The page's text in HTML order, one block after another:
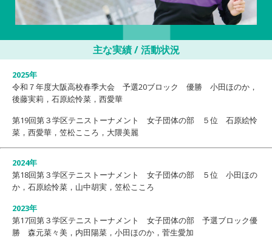
主な実績 / 活動状況
2025年
令和７年度大阪高校春季大会 予選20ブロック 優勝 小田ほのか，
後藤実莉，石原絵怜菜，西愛華
第19回第３学区テニストーナメント 女子団体の部 ５位 石原絵怜
菜，西愛華，笠松こころ，大隈美麗
2024年
第18回第３学区テニストーナメント 女子団体の部 ５位 小田ほの
か，石原絵怜菜，山中胡実，笠松こころ
2023年
第17回第３学区テニストーナメント 女子団体の部 予選ブロック優
勝 森元菜々美，内田陽菜，小田ほのか，菅生愛加